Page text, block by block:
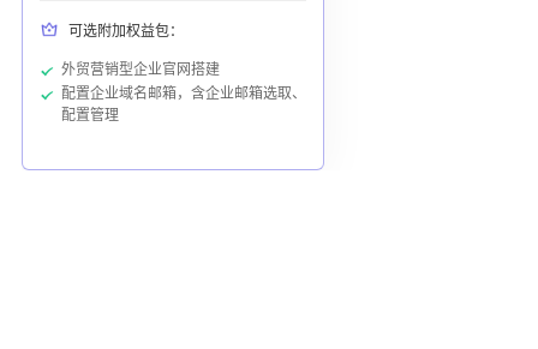
可选附加权益包：
外贸营销型企业官网搭建
配置企业域名邮箱，含企业邮箱选取、
配置管理